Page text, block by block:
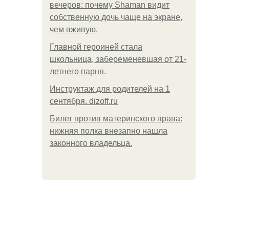
вечеров: почему Shaman видит
собственную дочь чаще на экране,
чем вживую.
Главной героиней стала
школьница, забеременевшая от 21-
летнего парня.
Инструктаж для родителей на 1
сентября. dizoff.ru
Билет против материнского права:
нижняя полка внезапно нашла
законного владельца.